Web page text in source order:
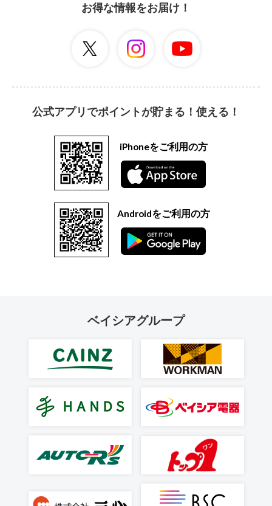
お得な情報をお届け！
公式アプリでポイントが貯まる！使える！
iPhoneをご利用の方
Androidをご利用の方
ベイシアグループ